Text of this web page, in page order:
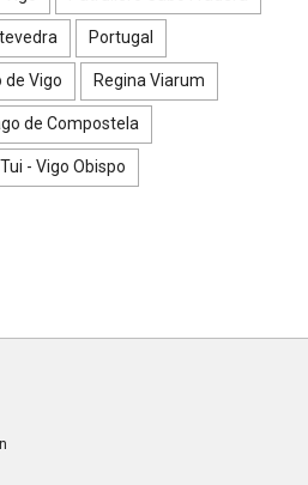
Portugal
de Vigo Regina Viarum
de Compostela
Tui - Vigo Obispo